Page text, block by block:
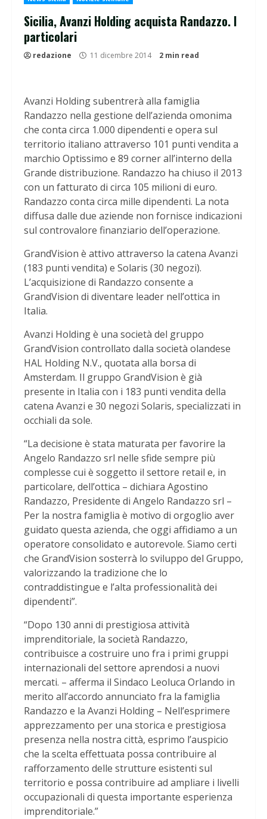
Sicilia, Avanzi Holding acquista Randazzo. I
particolari
redazione 11 dicembre 2014 2 min read
Avanzi Holding subentrerà alla famiglia
Randazzo nella gestione dell’azienda omonima
che conta circa 1.000 dipendenti e opera sul
territorio italiano attraverso 101 punti vendita a
marchio Optissimo e 89 corner all’interno della
Grande distribuzione. Randazzo ha chiuso il 2013
con un fatturato di circa 105 milioni di euro.
Randazzo conta circa mille dipendenti. La nota
diffusa dalle due aziende non fornisce indicazioni
sul controvalore finanziario dell’operazione.
GrandVision è attivo attraverso la catena Avanzi
(183 punti vendita) e Solaris (30 negozi).
L’acquisizione di Randazzo consente a
GrandVision di diventare leader nell’ottica in
Italia.
Avanzi Holding è una società del gruppo
GrandVision controllato dalla società olandese
HAL Holding N.V., quotata alla borsa di
Amsterdam. Il gruppo GrandVision è già
presente in Italia con i 183 punti vendita della
catena Avanzi e 30 negozi Solaris, specializzati in
occhiali da sole.
“La decisione è stata maturata per favorire la
Angelo Randazzo srl nelle sfide sempre più
complesse cui è soggetto il settore retail e, in
particolare, dell’ottica – dichiara Agostino
Randazzo, Presidente di Angelo Randazzo srl –
Per la nostra famiglia è motivo di orgoglio aver
guidato questa azienda, che oggi affidiamo a un
operatore consolidato e autorevole. Siamo certi
che GrandVision sosterrà lo sviluppo del Gruppo,
valorizzando la tradizione che lo
contraddistingue e l’alta professionalità dei
dipendenti”.
“Dopo 130 anni di prestigiosa attività
imprenditoriale, la società Randazzo,
contribuisce a costruire uno fra i primi gruppi
internazionali del settore aprendosi a nuovi
mercati. – afferma il Sindaco Leoluca Orlando in
merito all’accordo annunciato fra la famiglia
Randazzo e la Avanzi Holding – Nell’esprimere
apprezzamento per una storica e prestigiosa
presenza nella nostra città, esprimo l’auspicio
che la scelta effettuata possa contribuire al
rafforzamento delle strutture esistenti sul
territorio e possa contribuire ad ampliare i livelli
occupazionali di questa importante esperienza
imprenditoriale.”